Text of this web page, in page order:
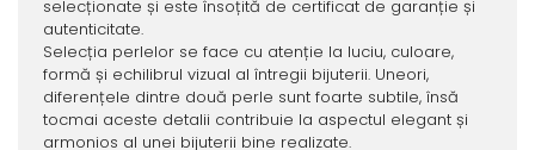
selecționate și este însoțită de certificat de garanție și
autenticitate.
Selecția perlelor se face cu atenție la luciu, culoare,
formă și echilibrul vizual al întregii bijuterii. Uneori,
diferențele dintre două perle sunt foarte subtile, însă
tocmai aceste detalii contribuie la aspectul elegant și
armonios al unei bijuterii bine realizate.